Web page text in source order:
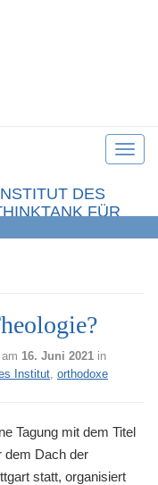
T
g
l
DES
FÜR
UND ÖKUMENE
16. Juni 2021 in
Institut, orthodoxe
Tagung mit dem Titel
dem Dach der
statt, organisiert